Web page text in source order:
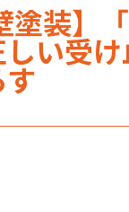
装】
い受